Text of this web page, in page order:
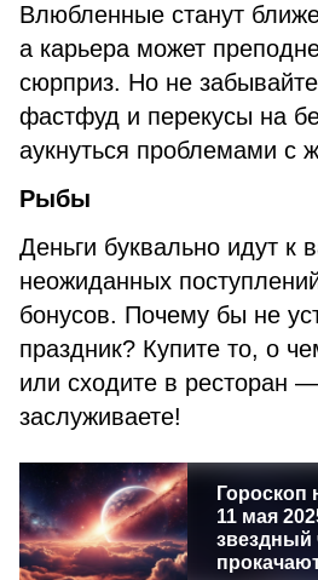
Влюбленные станут ближе
а карьера может
сюрприз. Но не
фастфуд и перекусы на
аукнуться проблемами с
Рыбы
Деньги буквально идут к
неожиданных
бонусов. Почему бы не
праздник? Купите то, о
или сходите в ресторан
заслуживаете!
Гороскоп
11 мая
звездный